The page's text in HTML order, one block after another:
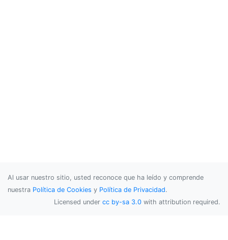
Al usar nuestro sitio, usted reconoce que ha leído y comprende
nuestra Política de Cookies y Política de Privacidad.
Licensed under cc by-sa 3.0 with attribution required.